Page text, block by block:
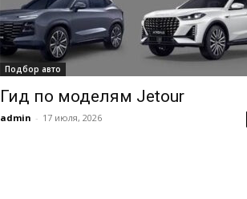
Подбор авто
Гид по моделям Jetour
admin - 17 июля, 2026